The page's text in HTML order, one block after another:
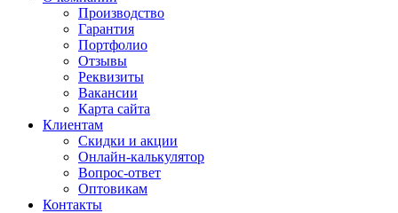
Производство
Гарантия
Портфолио
Отзывы
Реквизиты
Вакансии
Карта сайта
Клиентам
Скидки и акции
Онлайн-калькулятор
Вопрос-ответ
Оптовикам
Контакты